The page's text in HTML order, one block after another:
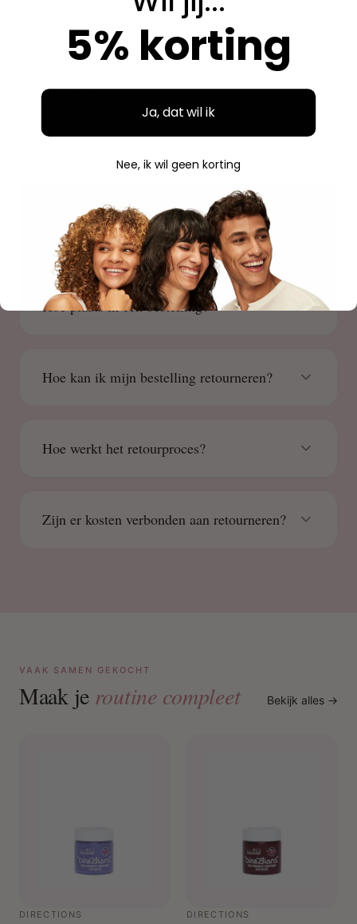
annuleren?
Hoe kan ik mijn bestelling volgen?
Waar is Beauty Source gevestigd?
Hoe plaats ik een bestelling?
Hoe kan ik mijn bestelling retourneren?
Hoe werkt het retourproces?
Zijn er kosten verbonden aan retourneren?
VAAK SAMEN GEKOCHT
Maak je routine compleet Bekijk alles →
DIRECTIONS DIRECTIONS
5% korting
Ja, dat wil ik
Nee, ik wil geen korting